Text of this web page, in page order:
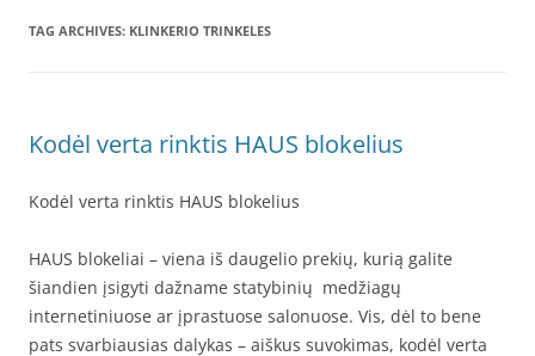
TAG ARCHIVES: KLINKERIO TRINKELES
Kodėl verta rinktis HAUS blokelius
Kodėl verta rinktis HAUS blokelius
HAUS blokeliai – viena iš daugelio prekių, kurią galite
šiandien įsigyti dažname statybinių medžiagų
internetiniuose ar įprastuose salonuose. Vis, dėl to bene
pats svarbiausias dalykas – aiškus suvokimas, kodėl verta